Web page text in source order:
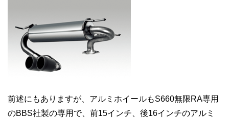
前述にもありますが、アルミホイールもS660無限RA専用
のBBS社製の専用で、前15インチ、後16インチのアルミ